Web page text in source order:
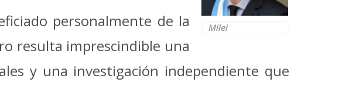
Milei
personalmente de la
resulta imprescindible una
y una investigación independiente que